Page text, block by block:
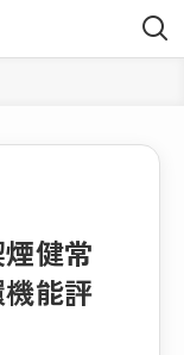
煙健常
能評